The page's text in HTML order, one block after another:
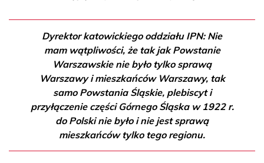
Dyrektor katowickiego oddziału IPN: Nie
mam wątpliwości, że tak jak Powstanie
Warszawskie nie było tylko sprawą
Warszawy i mieszkańców Warszawy, tak
samo Powstania Śląskie, plebiscyt i
przyłączenie części Górnego Śląska w 1922 r.
do Polski nie było i nie jest sprawą
mieszkańców tylko tego regionu.